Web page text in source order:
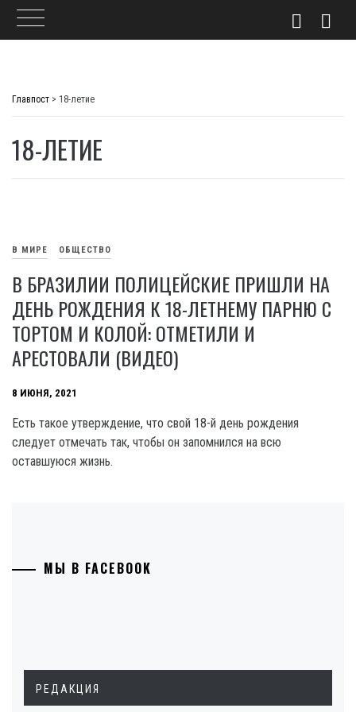
Главпост > 18-летие
18-ЛЕТИЕ
В МИРЕ ОБЩЕСТВО
В БРАЗИЛИИ ПОЛИЦЕЙСКИЕ ПРИШЛИ НА
ДЕНЬ РОЖДЕНИЯ К 18-ЛЕТНЕМУ ПАРНЮ С
ТОРТОМ И КОЛОЙ: ОТМЕТИЛИ И
АРЕСТОВАЛИ (ВИДЕО)
8 ИЮНЯ, 2021
Есть такое утверждение, что свой 18-й день рождения
следует отмечать так, чтобы он запомнился на всю
оставшуюся жизнь.
МЫ В FACEBOOK
РЕДАКЦИЯ